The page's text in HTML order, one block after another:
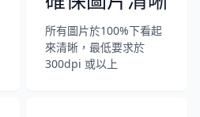
所有圖片於100%下看起
來清晰，最低要求於
300dpi 或以上